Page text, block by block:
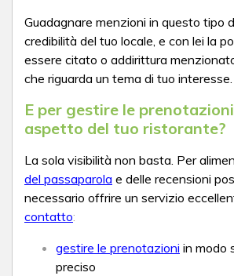
Guadagnare menzioni in questo tipo
credibilità del tuo locale, e con lei la
essere citato o addirittura
che riguarda un tema di tuo interesse.
E per gestire le
aspetto del tuo ristorante?
La sola visibilità non basta. Per
del passaparola e delle recensioni
necessario offrire un servizio
contatto:
gestire le prenotazioni in modo
preciso